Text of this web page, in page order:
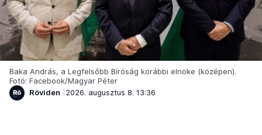
Baka András, a Legfelsőbb Bíróság korábbi elnöke (középen).
Fotó: Facebook/Magyar Péter
Röviden
2026. augusztus 8. 13:36